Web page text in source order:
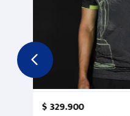
$329.900